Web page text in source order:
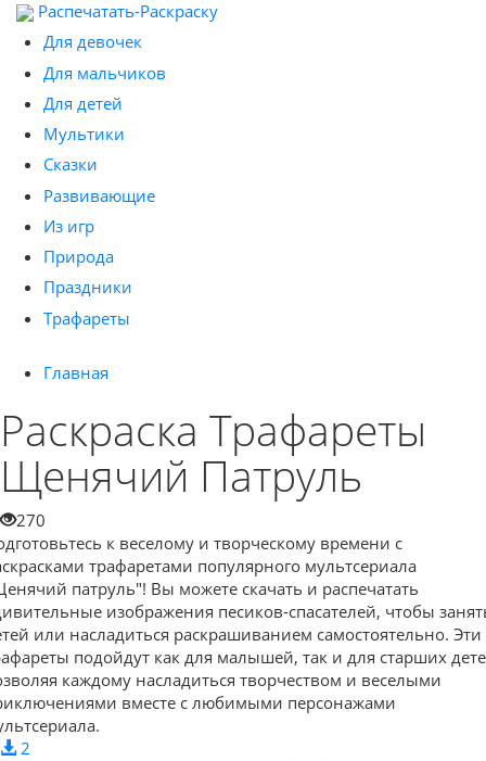
Распечатать-Раскраску
Для девочек
Для мальчиков
Для детей
Мультики
Сказки
Развивающие
Из игр
Природа
Праздники
Трафареты
Главная
Раскраска Трафареты
Щенячий Патруль
270
к веселому и творческому времени с
трафаретами популярного мультсериала
патруль"! Вы можете скачать и распечатать
изображения песиков-спасателей, чтобы
или насладиться раскрашиванием самостоятельно. Эти
подойдут как для малышей, так и для старших
каждому насладиться творчеством и веселыми
вместе с любимыми персонажами
2